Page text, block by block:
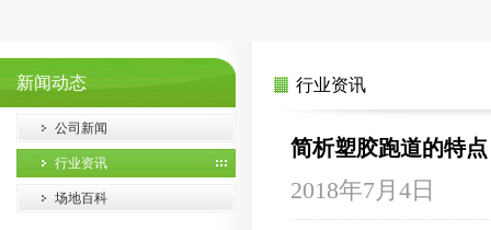
新闻动态
公司新闻
行业资讯
场地百科
行业资讯
简析塑胶跑道的特点
2018年7月4日